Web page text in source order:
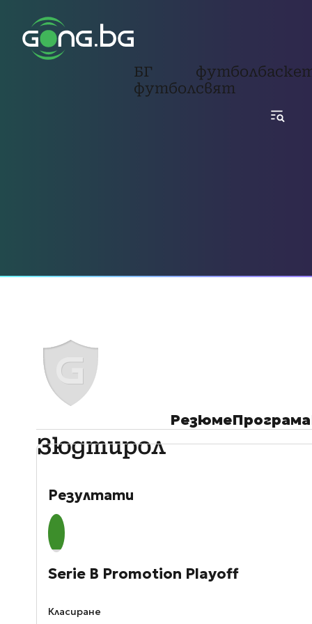
БГ
футбол
футбол
свят
Зюдтирол
РезюмеПрограма
Резултати
Serie B Promotion Playoff
Класиране